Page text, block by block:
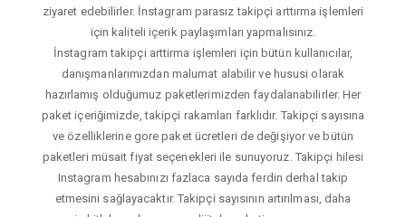
ziyaret edebilirler. İnstagram parasız takipçi arttırma işlemleri
için kaliteli içerik paylaşımları yapmalısınız.
İnstagram takipçi arttirma işlemleri için bütün kullanıcılar,
danışmanlarımızdan malumat alabilir ve hususi olarak
hazırlamış olduğumuz paketlerimizden faydalanabilirler. Her
paket içeriğimizde, takipçi rakamları farklıdır. Takipçi sayısına
ve özelliklerine gore paket ücretleri de değişiyor ve bütün
paketleri müsait fiyat seçenekleri ile sunuyoruz. Takipçi hilesi
Instagram hesabınızı fazlaca sayıda ferdin derhal takip
etmesini sağlayacaktır. Takipçi sayısının artırılması, daha